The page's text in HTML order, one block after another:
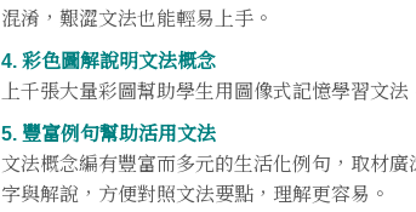
混淆，艱澀文法也能輕易上手。
4. 彩色圖解說明文法概念
上千張大量彩圖幫助學生用圖像式記憶學習文
5. 豐富例句幫助活用文法
文法概念編有豐富而多元的生活化例句，取材
字與解說，方便對照文法要點，理解更容易。